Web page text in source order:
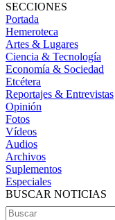
SECCIONES
Portada
Hemeroteca
Artes & Lugares
Ciencia & Tecnología
Economía & Sociedad
Etcétera
Reportajes & Entrevistas
Opinión
Fotos
Vídeos
Audios
Archivos
Suplementos
Especiales
BUSCAR NOTICIAS